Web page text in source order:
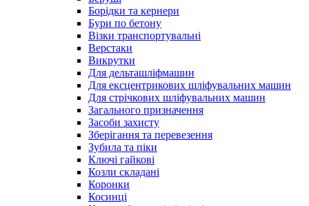
Борідки та кернери
Бури по бетону
Візки транспортувальні
Верстаки
Викрутки
Для дельташліфмашин
Для ексцентрикових шліфувальних машин
Для стрічкових шліфувальних машин
Загального призначення
Засоби захисту
Зберігання та перевезення
Зубила та піки
Ключі гайкові
Козли складані
Коронки
Косинці